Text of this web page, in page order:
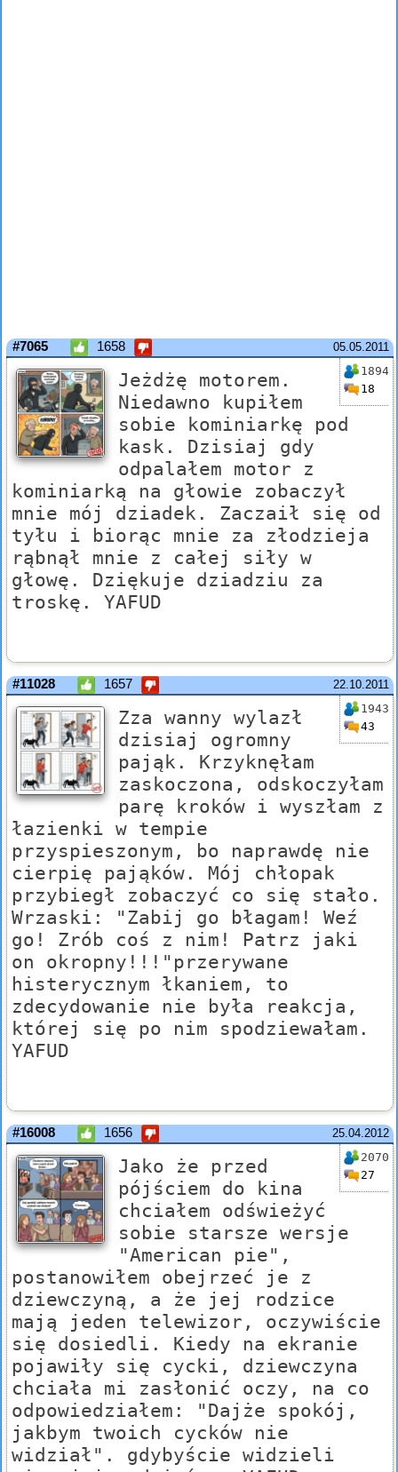
05.05.2011
#7065 1658
1894
18
Jeżdżę motorem.
Niedawno kupiłem
sobie kominiarkę pod
kask. Dzisiaj gdy
odpalałem motor z
kominiarką na głowie zobaczył
mnie mój dziadek. Zaczaił się od
tyłu i biorąc mnie za złodzieja
rąbnął mnie z całej siły w
głowę. Dziękuje dziadziu za
troskę. YAFUD
22.10.2011
#11028 1657
1943
43
Zza wanny wylazł
dzisiaj ogromny
pająk. Krzyknęłam
zaskoczona, odskoczyłam
parę kroków i wyszłam z
łazienki w tempie
przyspieszonym, bo naprawdę nie
cierpię pająków. Mój chłopak
przybiegł zobaczyć co się stało.
Wrzaski: "Zabij go błagam! Weź
go! Zrób coś z nim! Patrz jaki
on okropny!!!"przerywane
histerycznym łkaniem, to
zdecydowanie nie była reakcja,
której się po nim spodziewałam.
YAFUD
25.04.2012
#16008 1656
2070
27
Jako że przed
pójściem do kina
chciałem odświeżyć
sobie starsze wersje
"American pie",
postanowiłem obejrzeć je z
dziewczyną, a że jej rodzice
mają jeden telewizor, oczywiście
się dosiedli. Kiedy na ekranie
pojawiły się cycki, dziewczyna
chciała mi zasłonić oczy, na co
odpowiedziałem: "Dajże spokój,
jakbym twoich cycków nie
widział". gdybyście widzieli